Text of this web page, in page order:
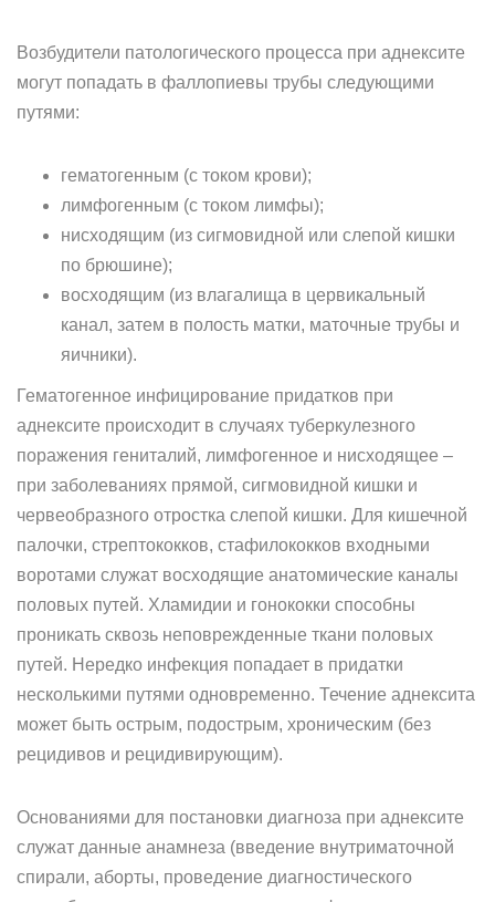
Возбудители патологического процесса при аднексите
могут попадать в фаллопиевы трубы следующими
путями:
гематогенным (с током крови);
лимфогенным (с током лимфы);
нисходящим (из сигмовидной или слепой кишки
по брюшине);
восходящим (из влагалища в цервикальный
канал, затем в полость матки, маточные трубы и
яичники).
Гематогенное инфицирование придатков при
аднексите происходит в случаях туберкулезного
поражения гениталий, лимфогенное и нисходящее –
при заболеваниях прямой, сигмовидной кишки и
червеобразного отростка слепой кишки. Для кишечной
палочки, стрептококков, стафилококков входными
воротами служат восходящие анатомические каналы
половых путей. Хламидии и гонококки способны
проникать сквозь неповрежденные ткани половых
путей. Нередко инфекция попадает в придатки
несколькими путями одновременно. Течение аднексита
может быть острым, подострым, хроническим (без
рецидивов и рецидивирующим).
Основаниями для постановки диагноза при аднексите
служат данные анамнеза (введение внутриматочной
спирали, аборты, проведение диагностического